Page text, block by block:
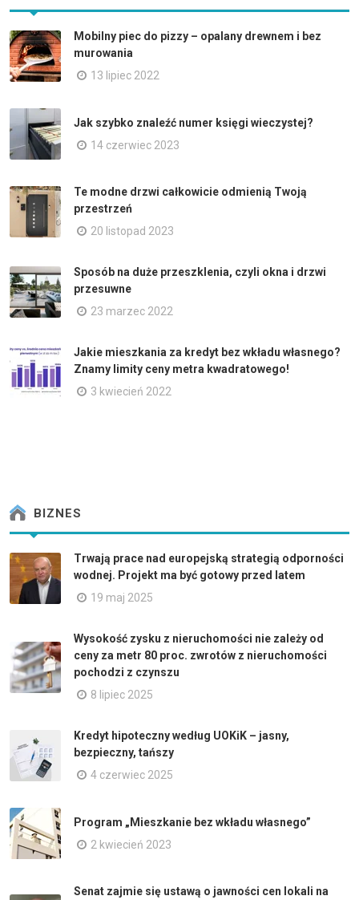
Mobilny piec do pizzy – opalany drewnem i bez
murowania
13 lipiec 2022
Jak szybko znaleźć numer księgi wieczystej?
14 czerwiec 2023
Te modne drzwi całkowicie odmienią Twoją
przestrzeń
20 listopad 2023
Sposób na duże przeszklenia, czyli okna i drzwi
przesuwne
23 marzec 2022
Jakie mieszkania za kredyt bez wkładu własnego?
Znamy limity ceny metra kwadratowego!
3 kwiecień 2022
BIZNES
Trwają prace nad europejską strategią odporności
wodnej. Projekt ma być gotowy przed latem
19 maj 2025
Wysokość zysku z nieruchomości nie zależy od
ceny za metr 80 proc. zwrotów z nieruchomości
pochodzi z czynszu
8 lipiec 2025
Kredyt hipoteczny według UOKiK – jasny,
bezpieczny, tańszy
4 czerwiec 2025
Program „Mieszkanie bez wkładu własnego”
2 kwiecień 2023
Senat zajmie się ustawą o jawności cen lokali na